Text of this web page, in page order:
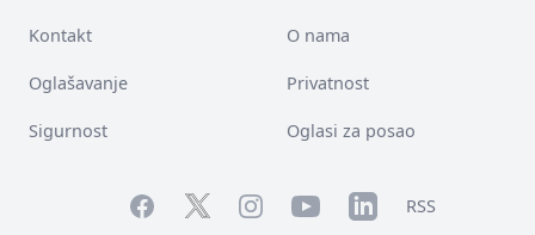
Kontakt O nama
Oglašavanje Privatnost
Sigurnost Oglasi za posao
FacebookTwitterInstagramYouTubeLinkedInRSS